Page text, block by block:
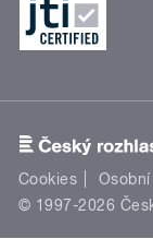
Cookies Osobní
© 1997-2026